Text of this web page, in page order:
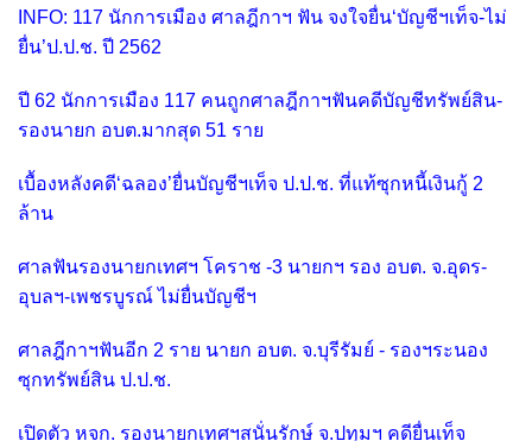
INFO: 117 นักการเมือง ศาลฎีกาฯ ฟัน จงใจยื่น‘บัญชีฯเท็จ-ไม่
ยื่น’ป.ป.ช. ปี 2562
ปี 62 นักการเมือง 117 คนถูกศาลฎีกาฯฟันคดีบัญชีทรัพย์สิน-
รองนายก อบต.มากสุด 51 ราย
เบื้องหลังคดี‘ฉลอง’ยื่นบัญชีฯเท็จ ป.ป.ช. ที่แท้ซุกหนี้เงินกู้ 2
ล้าน
ศาลฟันรองนายกเทศฯ โคราช -3 นายกฯ รอง อบต. จ.อุดร-
อุบลฯ-เพชรบูรณ์ ไม่ยื่นบัญชีฯ
ศาลฎีกาฯฟันอีก 2 ราย นายก อบต. จ.บุรีรัมย์ - รองฯระนอง
ซุกทรัพย์สิน ป.ป.ช.
เปิดตัว หจก. รองนายกเทศฯสนั่นรักษ์ จ.ปทุมฯ คดียื่นเท็จ